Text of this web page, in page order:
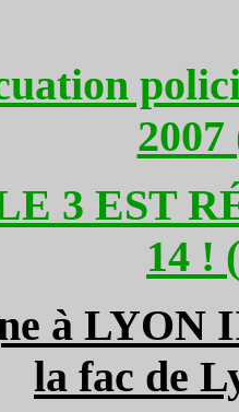
3 EST
14 !
à LYON
la fac de